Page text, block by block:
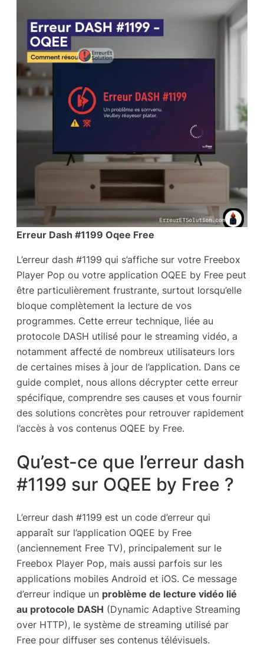
Erreur Dash #1199 Oqee Free
L’erreur dash #1199 qui s’affiche sur votre Freebox
Player Pop ou votre application OQEE by Free peut
être particulièrement frustrante, surtout lorsqu’elle
bloque complètement la lecture de vos
programmes. Cette erreur technique, liée au
protocole DASH utilisé pour le streaming vidéo, a
notamment affecté de nombreux utilisateurs lors
de certaines mises à jour de l’application. Dans ce
guide complet, nous allons décrypter cette erreur
spécifique, comprendre ses causes et vous fournir
des solutions concrètes pour retrouver rapidement
l’accès à vos contenus OQEE by Free.
Qu’est-ce que l’erreur dash
#1199 sur OQEE by Free ?
L’erreur dash #1199 est un code d’erreur qui
apparaît sur l’application OQEE by Free
(anciennement Free TV), principalement sur le
Freebox Player Pop, mais aussi parfois sur les
applications mobiles Android et iOS. Ce message
d’erreur indique un problème de lecture vidéo lié
au protocole DASH (Dynamic Adaptive Streaming
over HTTP), le système de streaming utilisé par
Free pour diffuser ses contenus télévisuels.